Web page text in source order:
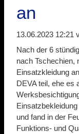
an
13.06.2023 12:21
Nach der 6
nach Tschechien,
Einsatzkleidung
DEVA teil, ehe es
und fand in der
Funktions- und